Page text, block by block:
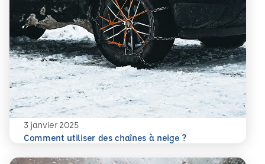
3 janvier 2025
Comment utiliser des chaînes à neige ?
En savoir plus